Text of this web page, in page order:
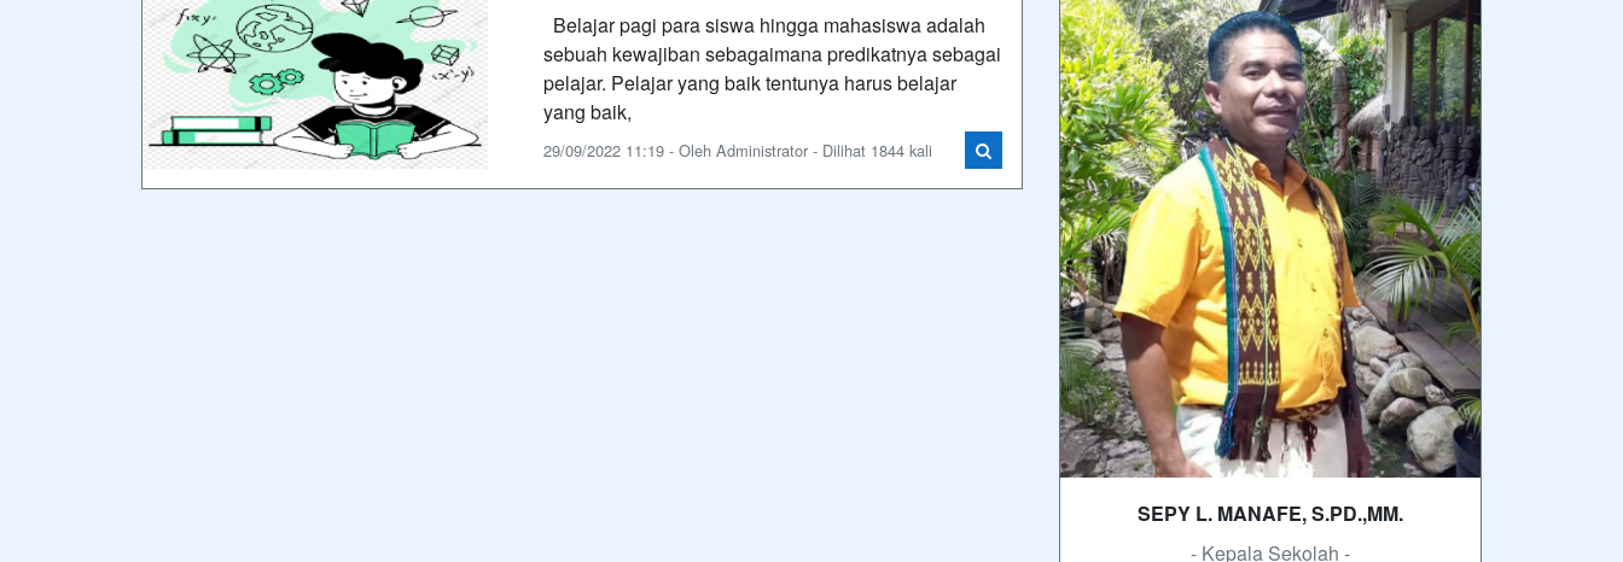
Belajar pagi para siswa hingga mahasiswa adalah
sebuah kewajiban sebagaimana predikatnya sebagai
pelajar. Pelajar yang baik tentunya harus belajar
yang baik,
29/09/2022 11:19 - Oleh Administrator - Dilihat 1844 kali
SEPY L. MANAFE, S.PD.,MM.
- Kepala Sekolah -